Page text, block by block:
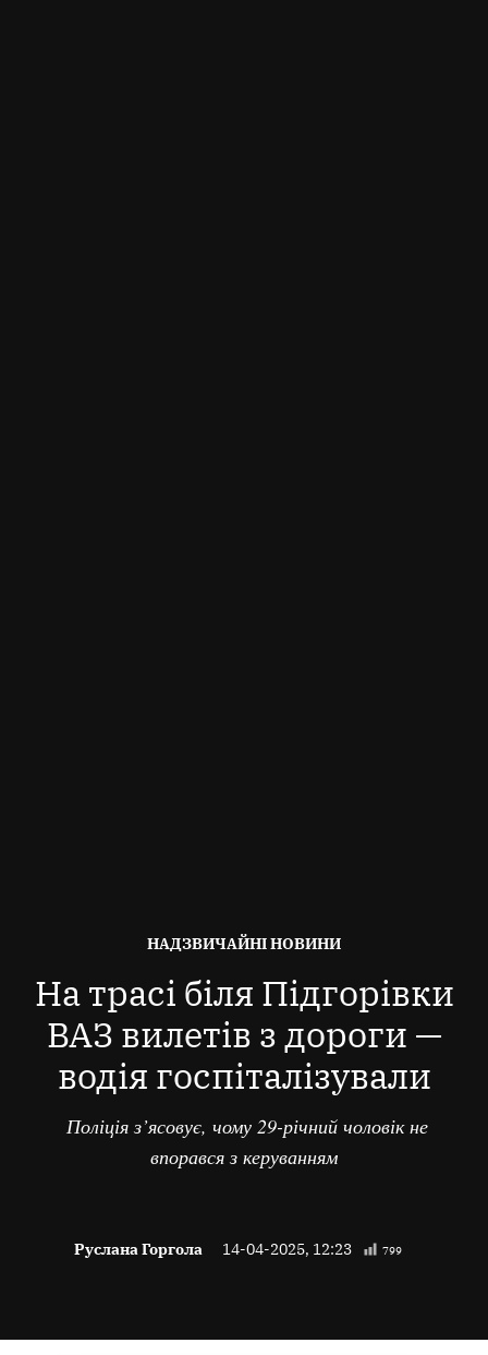
ОПУБЛІКОВАНО
НАДЗВИЧАЙНІ НОВИНИ
На трасі біля Підгорівки
ВАЗ вилетів з дороги —
водія госпіталізували
Поліція з’ясовує, чому 29-річний чоловік не
впорався з керуванням
Руслана Горгола 14-04-2025, 12:23 799